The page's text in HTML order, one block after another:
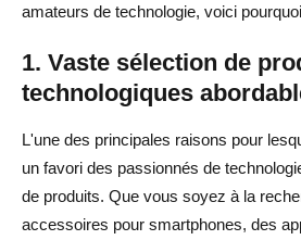
Garantir une expédition plus rapide
client
Suivi des stocks et gestion des
simplicité
Conclusion : pourquoi AliExpress
amateurs de technologie, voici
1. Vaste sélection de
technologiques
L'une des principales raisons pour
un favori des passionnés de
de produits. Que vous soyez à la
accessoires pour smartphones, des